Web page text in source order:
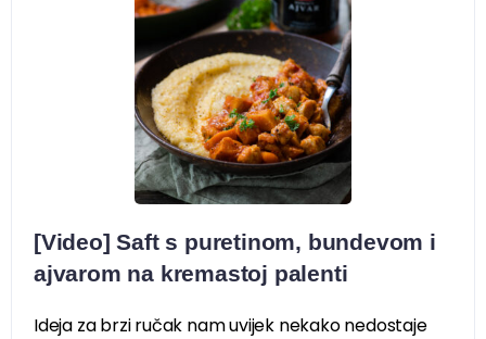
[Video] Saft s puretinom, bundevom i
ajvarom na kremastoj palenti
Ideja za brzi ručak nam uvijek nekako nedostaje